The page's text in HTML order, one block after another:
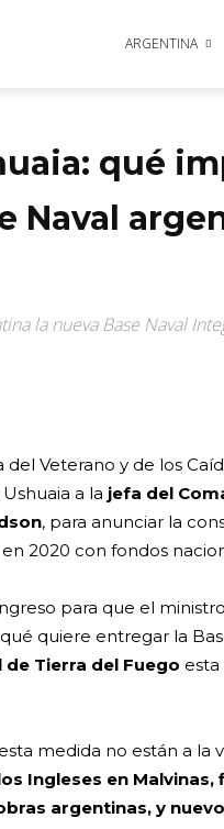
ARGENTINA
qué
Naval
la nueva Base Naval
Veterano y de los
a la jefa del
, para anunciar la
2020 con fondos
para que el
quiere entregar la
de Tierra del Fuego
medida no están a la
Ingleses en Malvinas,
argentinas, y